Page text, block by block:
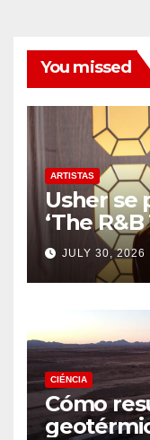
You missed
ARTISTAS
Usher se
‘The
drama
JULY 30, 2026
CIÉNCIA
Cómo